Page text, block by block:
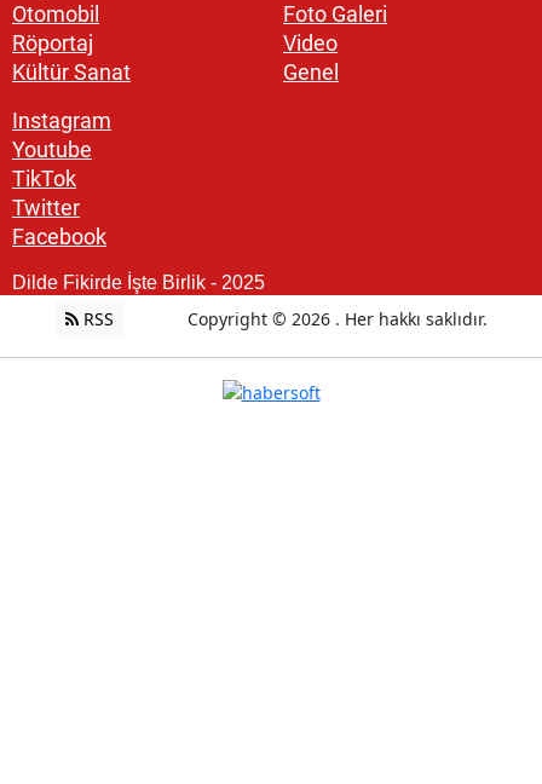
Otomobil
Röportaj
Kültür Sanat
Foto Galeri
Video
Genel
Instagram
Youtube
TikTok
Twitter
Facebook
Dilde Fikirde İşte Birlik - 2025
RSS Copyright © 2026 . Her hakkı saklıdır.